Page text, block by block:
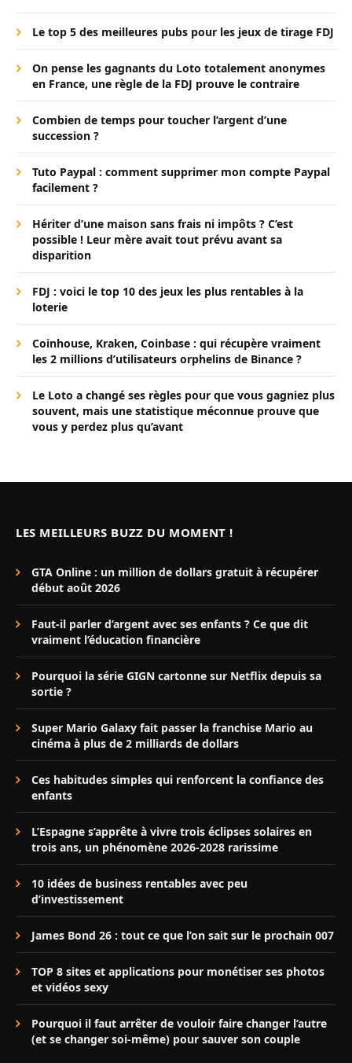
Le top 5 des meilleures pubs pour les jeux de tirage FDJ
On pense les gagnants du Loto totalement anonymes
en France, une règle de la FDJ prouve le contraire
Combien de temps pour toucher l’argent d’une
succession ?
Tuto Paypal : comment supprimer mon compte Paypal
facilement ?
Hériter d’une maison sans frais ni impôts ? C’est
possible ! Leur mère avait tout prévu avant sa
disparition
FDJ : voici le top 10 des jeux les plus rentables à la
loterie
Coinhouse, Kraken, Coinbase : qui récupère vraiment
les 2 millions d’utilisateurs orphelins de Binance ?
Le Loto a changé ses règles pour que vous gagniez plus
souvent, mais une statistique méconnue prouve que
vous y perdez plus qu’avant
LES MEILLEURS BUZZ DU MOMENT !
GTA Online : un million de dollars gratuit à récupérer
début août 2026
Faut-il parler d’argent avec ses enfants ? Ce que dit
vraiment l’éducation financière
Pourquoi la série GIGN cartonne sur Netflix depuis sa
sortie ?
Super Mario Galaxy fait passer la franchise Mario au
cinéma à plus de 2 milliards de dollars
Ces habitudes simples qui renforcent la confiance des
enfants
L’Espagne s’apprête à vivre trois éclipses solaires en
trois ans, un phénomène 2026-2028 rarissime
10 idées de business rentables avec peu
d’investissement
James Bond 26 : tout ce que l’on sait sur le prochain 007
TOP 8 sites et applications pour monétiser ses photos
et vidéos sexy
Pourquoi il faut arrêter de vouloir faire changer l’autre
(et se changer soi-même) pour sauver son couple